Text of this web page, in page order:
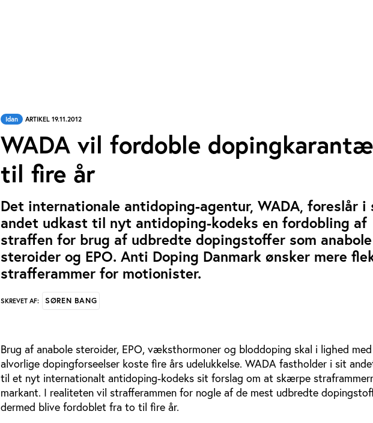
Idan ARTIKEL 19.11.2012
WADA vil fordoble
til fire år
Det internationale antidoping-agentur, WADA, foreslår i
andet udkast til nyt antidoping-kodeks en fordobling af
straffen for brug af udbredte dopingstoffer som anabole
steroider og EPO. Anti Doping Danmark ønsker mere
strafferammer for motionister.
SKREVET AF: SØREN BANG
Brug af anabole steroider, EPO, væksthormoner og bloddoping skal i lighed
alvorlige dopingforseelser koste fire års udelukkelse. WADA fastholder i sit
til et nyt internationalt antidoping-kodeks sit forslag om at skærpe
markant. I realiteten vil strafferammen for nogle af de mest udbredte
dermed blive fordoblet fra to til fire år.